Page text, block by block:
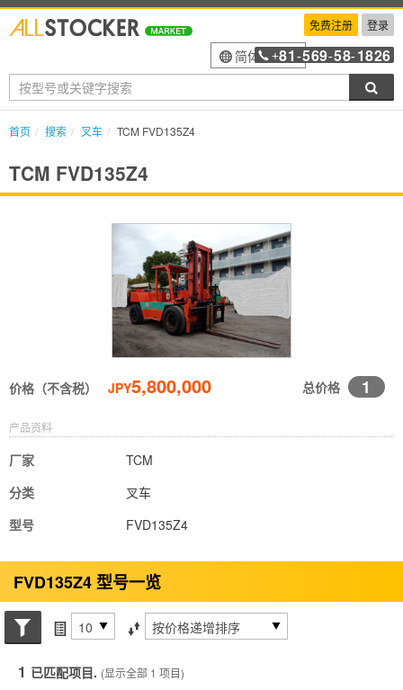
免费注册 登录
简体中文
+81 -569-58-1826
首页 搜索 叉车 TCM FVD135Z4
TCM FVD135Z4
价格（不含税） JPY5,800,000 总价格 1
产品资料
厂家
TCM
分类
叉车
型号
FVD135Z4
FVD135Z4 型号一览
搜索状态每页项目 排序方式
1 已匹配项目. (显示全部 1 项目)